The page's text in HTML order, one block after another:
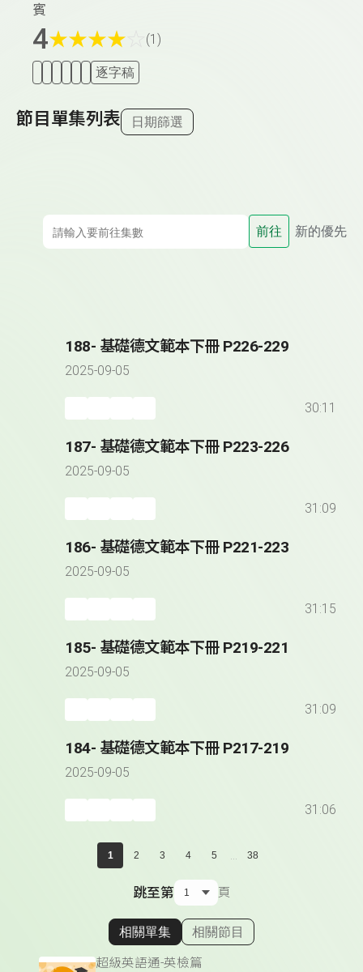
賓
4★★★★ (1)
逐字稿
節目單集列表 日期篩選
前往 新的優先
188- 基礎德文範本下冊 P226-229
2025-09-05
30:11
187- 基礎德文範本下冊 P223-226
2025-09-05
31:09
186- 基礎德文範本下冊 P221-223
2025-09-05
31:15
185- 基礎德文範本下冊 P219-221
2025-09-05
31:09
184- 基礎德文範本下冊 P217-219
2025-09-05
31:06
1 2 3 4 5 ... 38
跳至第 頁
顯示相關單集
相關單集 相關節目
超級英語通-英檢篇